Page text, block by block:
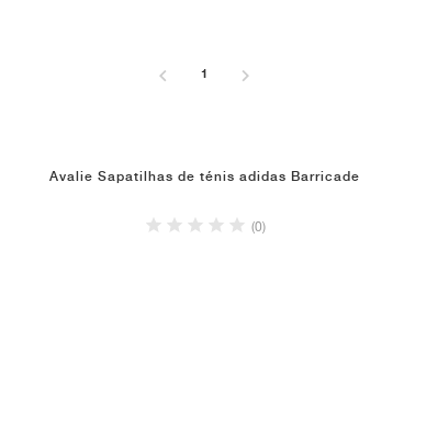
1
Avalie Sapatilhas de ténis adidas Barricade
(0)